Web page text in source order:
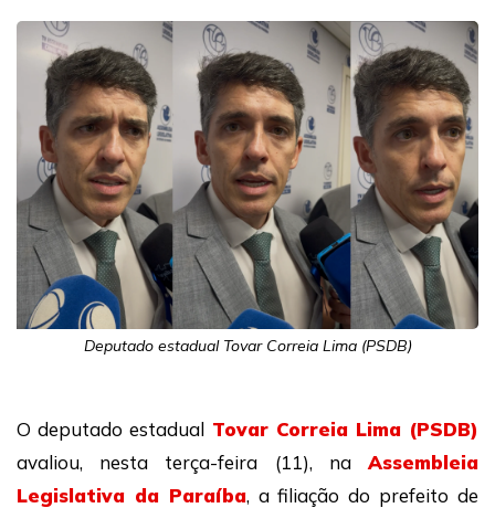
Deputado estadual Tovar Correia Lima (PSDB)
O deputado estadual Tovar Correia Lima (PSDB)
avaliou, nesta terça-feira (11), na Assembleia
Legislativa da Paraíba, a filiação do prefeito de